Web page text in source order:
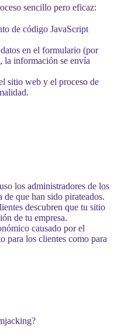
sencillo pero eficaz:
de código JavaScript
en el formulario (por
la información se envía
sitio web y el proceso de
los administradores de los
de que han sido pirateados.
descubren que tu sitio
de tu empresa.
causado por el
para los clientes como para